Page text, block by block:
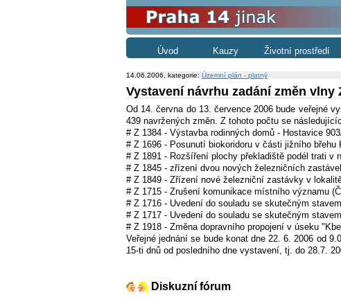
Úvod Kauzy Životní prostředí
14.06.2006, kategorie: Územní plán - platný
Vystavení návrhu zadání změn vlny
Od 14. června do 13. července 2006 bude veřejné
439 navržených změn. Z tohoto počtu se
# Z 1384 - Výstavba rodinných domů - Hostavice
# Z 1696 - Posunutí biokoridoru v části jižního
# Z 1891 - Rozšíření plochy překladiště podél trati v
# Z 1845 - zřízení dvou nových železničních
# Z 1849 - Zřízení nové železniční zastávky v
# Z 1715 - Zrušení komunikace místního významu
# Z 1716 - Uvedení do souladu se skutečným
# Z 1717 - Uvedení do souladu se skutečným
# Z 1918 - Změna dopravního propojení v úseku
Veřejné jednání se bude konat dne 22. 6. 2006 od
15-ti dnů od posledního dne vystavení, tj. do 28.7.
Diskuzní fórum